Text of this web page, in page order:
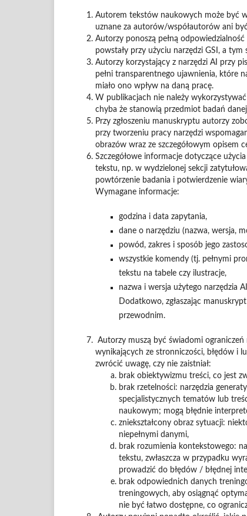
Autorem tekstów naukowych może być
uznane za autorów/współautorów ani
Autorzy ponoszą pełną
powstały przy użyciu narzędzi GSI, a
Autorzy korzystający z narzędzi AI przy
pełni transparentnego ujawnienia, które
miało ono wpływ na daną pracę.
W publikacjach nie należy
chyba że stanowią przedmiot badań
Przy zgłoszeniu manuskryptu autorzy
przy tworzeniu pracy narzędzi
obrazów wraz ze szczegółowym opisem
Szczegółowe informacje dotyczące
tekstu, np. w wydzielonej sekcji
powtórzenie badania i potwierdzenie
Wymagane informacje:
godzina i data zapytania,
dane o narzędziu (nazwa, wersja,
powód, zakres i sposób jego
wszystkie komendy (tj. pełnymi
tekstu na tabele czy ilustracje,
nazwa i wersja użytego narzędzia
Dodatkowo, zgłaszając
przewodnim.
Autorzy muszą być świadomi
wynikających ze stronniczości, błędów i
zwrócić uwagę, czy nie zaistniał:
brak obiektywizmu treści, co jest
brak rzetelności: narzędzia
specjalistycznych tematów lub
naukowym; mogą błędnie
zniekształcony obraz sytuacji:
niepełnymi danymi,
brak rozumienia kontekstowego:
tekstu, zwłaszcza w przypadku
prowadzić do błędów / błędnej
brak odpowiednich danych
treningowych, aby osiągnąć
nie być łatwo dostępne, co